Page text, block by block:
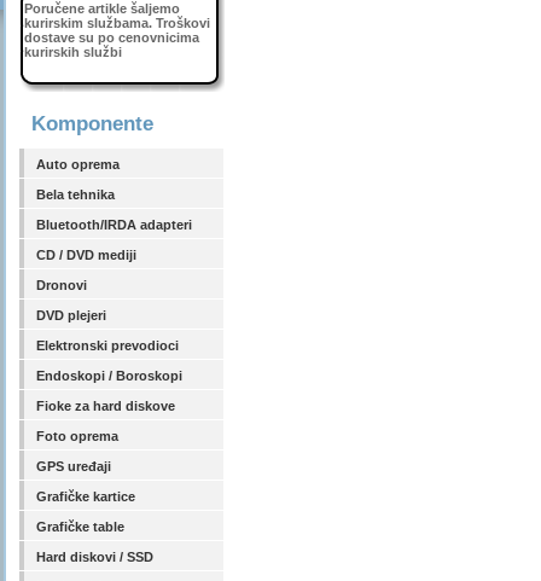
Poručene artikle šaljemo
kurirskim službama. Troškovi
dostave su po cenovnicima
kurirskih službi
Komponente
Auto oprema
Bela tehnika
Bluetooth/IRDA adapteri
CD / DVD mediji
Dronovi
DVD plejeri
Elektronski prevodioci
Endoskopi / Boroskopi
Fioke za hard diskove
Foto oprema
GPS uređaji
Grafičke kartice
Grafičke table
Hard diskovi / SSD